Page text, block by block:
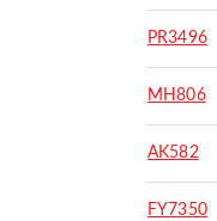
PR3496
MH806
AK582
FY7350